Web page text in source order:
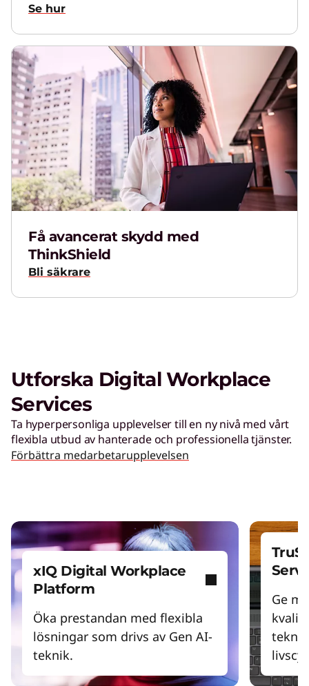
Se hur
Få avancerat skydd med
ThinkShield
Bli säkrare
Utforska Digital Workplace
Services
Ta hyperpersonliga upplevelser till en ny nivå med vårt
flexibla utbud av hanterade och professionella tjänster.
Förbättra medarbetarupplevelsen
xIQ Digital Workplace
Platform
Öka prestandan med flexibla
lösningar som drivs av Gen AI-
teknik.
Ge